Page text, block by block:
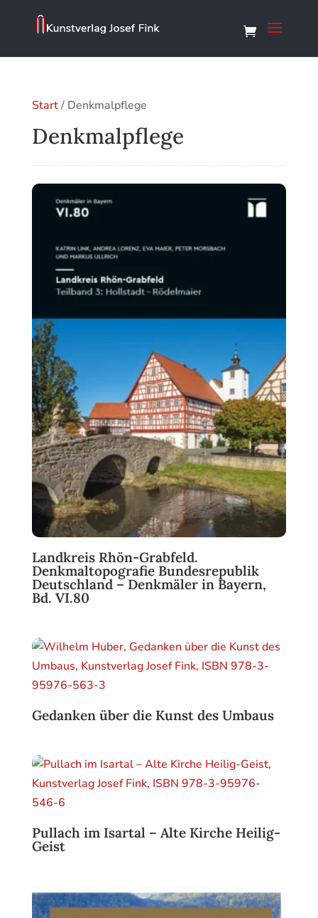
Start/ Denkmalpflege
Denkmalpflege
Landkreis Rhön-Grabfeld.
Denkmaltopografie Bundesrepublik
Deutschland – Denkmäler in Bayern,
Bd. VI.80
Gedanken über die Kunst des Umbaus
Pullach im Isartal – Alte Kirche Heilig-
Geist